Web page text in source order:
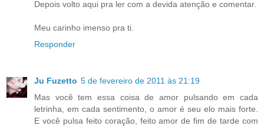
Depois volto aqui pra ler com a devida atenção e comentar.
Meu carinho imenso pra ti.
Responder
Ju Fuzetto 5 de fevereiro de 2011 às 21:19
Mas você tem essa coisa de amor pulsando em cada
letrinha, em cada sentimento, o amor é seu elo mais forte.
E você pulsa feito coração, feito amor de fim de tarde com